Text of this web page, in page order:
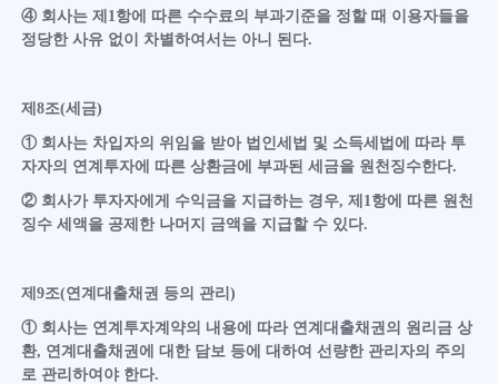
④ 회사는 제1항에 따른 수수료의 부과기준을 정할 때 이용자들을
정당한 사유 없이 차별하여서는 아니 된다.
제8조(세금)
① 회사는 차입자의 위임을 받아 법인세법 및 소득세법에 따라 투
자자의 연계투자에 따른 상환금에 부과된 세금을 원천징수한다.
② 회사가 투자자에게 수익금을 지급하는 경우, 제1항에 따른 원천
징수 세액을 공제한 나머지 금액을 지급할 수 있다.
제9조(연계대출채권 등의 관리)
① 회사는 연계투자계약의 내용에 따라 연계대출채권의 원리금 상
환, 연계대출채권에 대한 담보 등에 대하여 선량한 관리자의 주의
로 관리하여야 한다.